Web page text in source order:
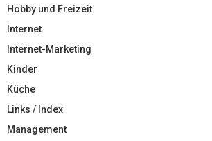
Hobby und Freizeit
Internet
Internet-Marketing
Kinder
Küche
Links / Index
Management